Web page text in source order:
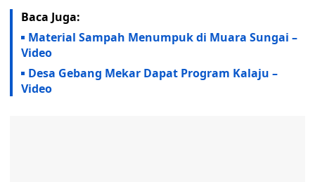
Baca Juga:
Material Sampah Menumpuk di Muara Sungai –
Video
Desa Gebang Mekar Dapat Program Kalaju –
Video